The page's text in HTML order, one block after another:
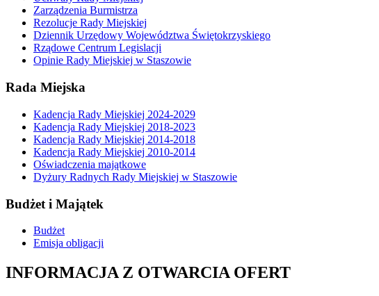
Zarządzenia Burmistrza
Rezolucje Rady Miejskiej
Dziennik Urzędowy Województwa Świętokrzyskiego
Rządowe Centrum Legislacji
Opinie Rady Miejskiej w Staszowie
Rada Miejska
Kadencja Rady Miejskiej 2024-2029
Kadencja Rady Miejskiej 2018-2023
Kadencja Rady Miejskiej 2014-2018
Kadencja Rady Miejskiej 2010-2014
Oświadczenia majątkowe
Dyżury Radnych Rady Miejskiej w Staszowie
Budżet i Majątek
Budżet
Emisja obligacji
INFORMACJA Z OTWARCIA OFERT